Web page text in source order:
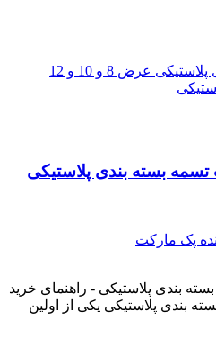
پک مارکت
بندی پلاستیکی - راهنمای خرید
بندی پلاستیکی یکی از اولین